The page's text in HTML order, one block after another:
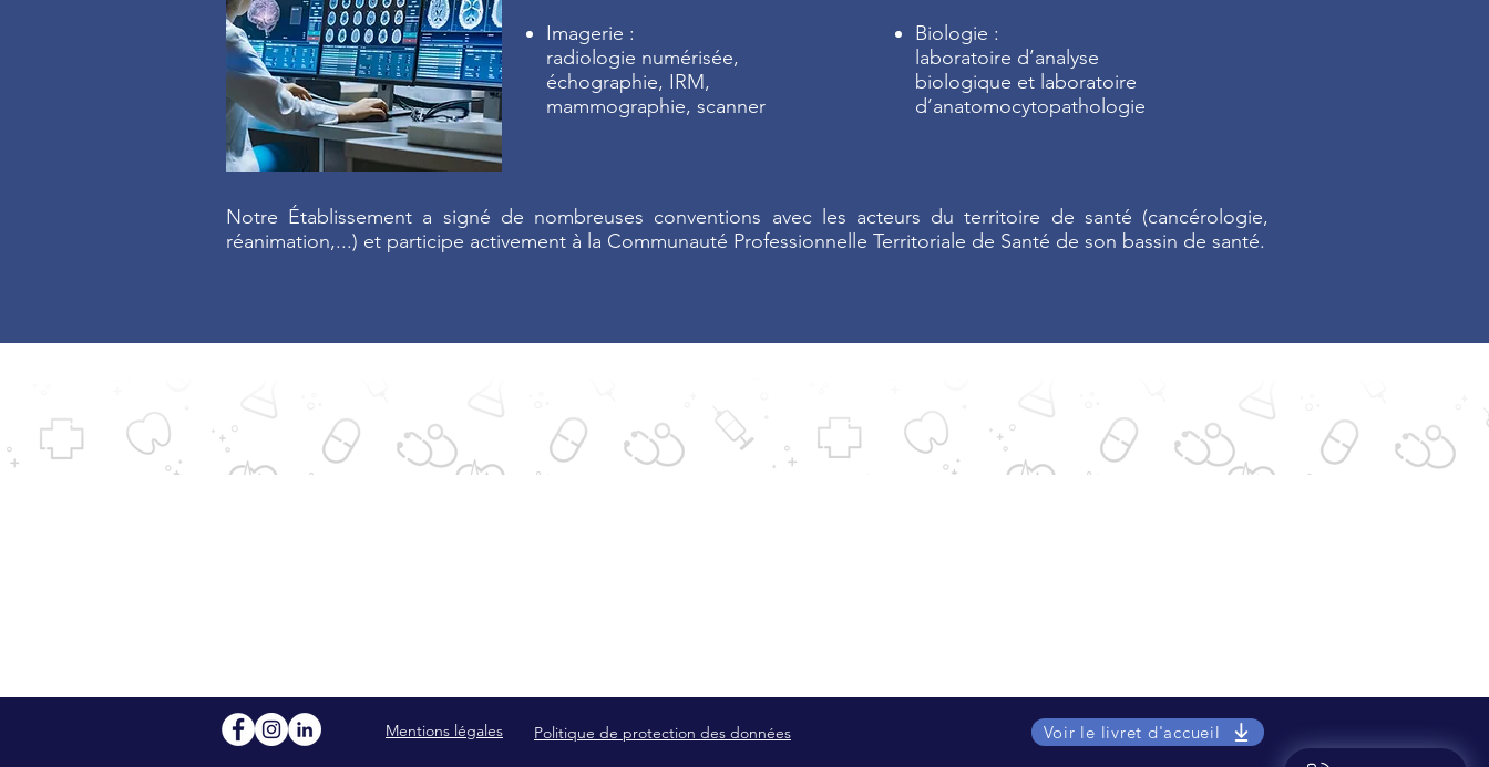
Imagerie :
radiologie numérisée,
échographie, IRM,
mammographie, scanner
Biologie :
laboratoire d’analyse
biologique et laboratoire
d’anatomocytopathologie
Notre Établissement a signé de nombreuses conventions avec les acteurs du territoire de santé (cancérologie,
réanimation,...) et participe activement à la Communauté Professionnelle Territoriale de Santé de son bassin de santé.
Mentions légales Politique de protection des données Voir le livret d'accueil